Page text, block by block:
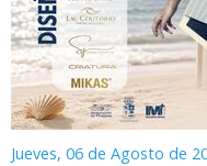
Jueves, 06 de Agosto de